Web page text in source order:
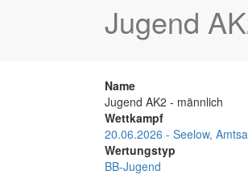
Jugend
Name
Jugend AK2 - männlich
Wettkampf
20.06.2026 - Seelow,
Wertungstyp
BB-Jugend